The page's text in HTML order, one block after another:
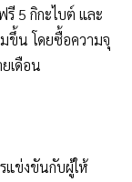
รี 5 กิกะไบต์ และ
ขึ้น โดยซื้อความจุ
เดือน
แข่งขันกับผู้ให้